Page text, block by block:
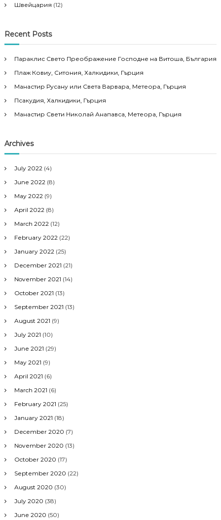
Швейцария (12)
Recent Posts
Параклис Свето Преображение Господне на Витоша, България
Плаж Ковиу, Ситония, Халкидики, Гърция
Манастир Русану или Света Варвара, Метеора, Гърция
Псакудия, Халкидики, Гърция
Манастир Свети Николай Анапавса, Метеора, Гърция
Archives
July 2022 (4)
June 2022 (8)
May 2022 (9)
April 2022 (8)
March 2022 (12)
February 2022 (22)
January 2022 (25)
December 2021 (21)
November 2021 (14)
October 2021 (13)
September 2021 (13)
August 2021 (9)
July 2021 (10)
June 2021 (29)
May 2021 (9)
April 2021 (6)
March 2021 (6)
February 2021 (25)
January 2021 (18)
December 2020 (7)
November 2020 (13)
October 2020 (17)
September 2020 (22)
August 2020 (30)
July 2020 (38)
June 2020 (50)